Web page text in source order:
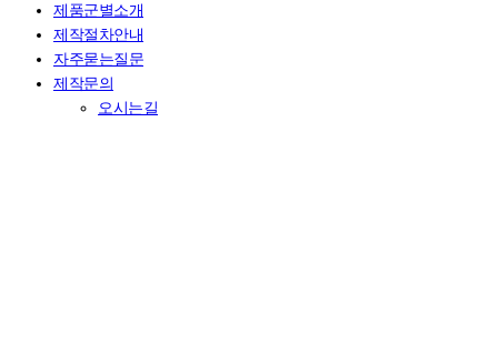
제품군별소개
제작절차안내
자주묻는질문
제작문의
오시는길